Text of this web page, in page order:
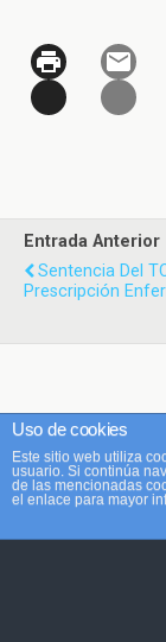
Entrada Anterior
Sentencia Del
Prescripción
Uso de cookies
Este sitio web utiliza
usuario. Si continúa
de las mencionadas
el enlace para mayor